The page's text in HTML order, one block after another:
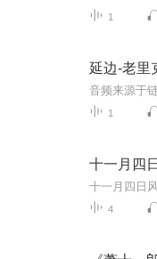
1
延边-老里
1
十一月四
4